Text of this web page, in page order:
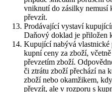
vniknutí do zásilky nemusí
převzít.
Prodávající vystaví
Daňový doklad je přiložen
Kupující nabývá vlastnické
kupní ceny za zboží,
převzetím zboží.
či ztrátu zboží přechází na
zboží nebo okamžikem,
převzít, ale v rozporu s